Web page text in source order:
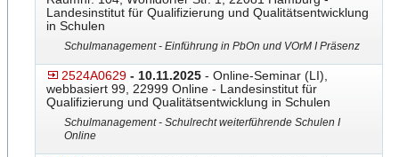
Landesinstitut für Qualifizierung und Qualitätsentwicklung
in Schulen
Schulmanagement - Einführung in PbOn und VOrM I Präsenz
2524A0629 - 10.11.2025 - Online-Seminar (LI),
webbasiert 99, 22999 Online - Landesinstitut für
Qualifizierung und Qualitätsentwicklung in Schulen
Schulmanagement - Schulrecht weiterführende Schulen I
Online